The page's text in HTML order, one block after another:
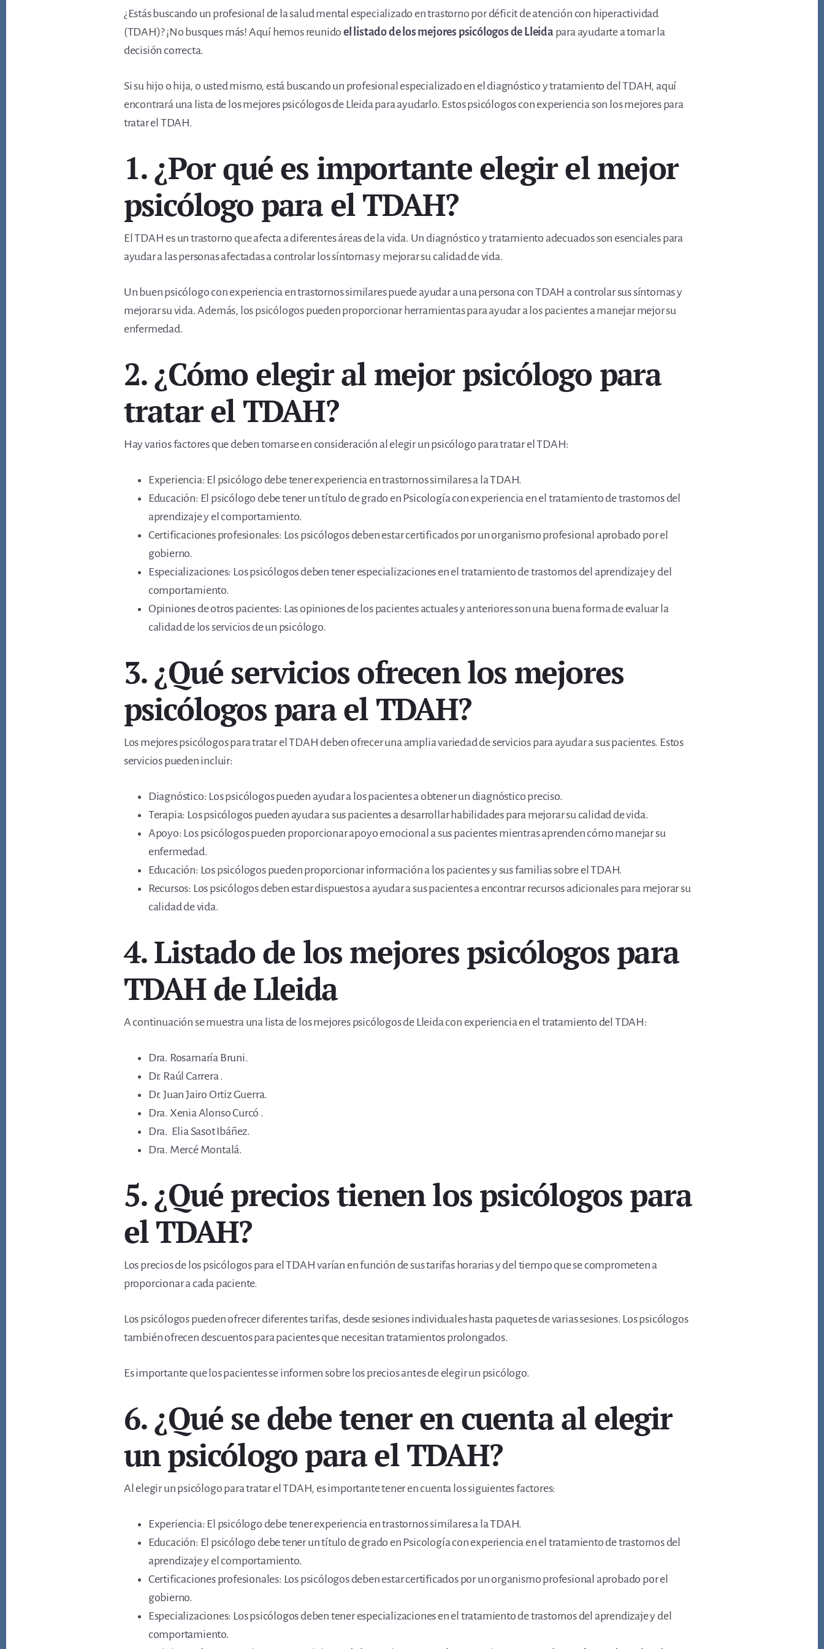
¿Estás buscando un profesional de la salud mental especializado en trastorno por déficit de atención con hiperactividad
(TDAH)? ¡No busques más! Aquí hemos reunido el listado de los mejores psicólogos de Lleida para ayudarte a tomar la
decisión correcta.
Si su hijo o hija, o usted mismo, está buscando un profesional especializado en el diagnóstico y tratamiento del TDAH, aquí
encontrará una lista de los mejores psicólogos de Lleida para ayudarlo. Estos psicólogos con experiencia son los mejores para
tratar el TDAH.
1. ¿Por qué es importante elegir el mejor
psicólogo para el TDAH?
El TDAH es un trastorno que afecta a diferentes áreas de la vida. Un diagnóstico y tratamiento adecuados son esenciales para
ayudar a las personas afectadas a controlar los síntomas y mejorar su calidad de vida.
Un buen psicólogo con experiencia en trastornos similares puede ayudar a una persona con TDAH a controlar sus síntomas y
mejorar su vida. Además, los psicólogos pueden proporcionar herramientas para ayudar a los pacientes a manejar mejor su
enfermedad.
2. ¿Cómo elegir al mejor psicólogo para
tratar el TDAH?
Hay varios factores que deben tomarse en consideración al elegir un psicólogo para tratar el TDAH:
Experiencia: El psicólogo debe tener experiencia en trastornos similares a la TDAH.
Educación: El psicólogo debe tener un título de grado en Psicología con experiencia en el tratamiento de trastornos del
aprendizaje y el comportamiento.
Certificaciones profesionales: Los psicólogos deben estar certificados por un organismo profesional aprobado por el
gobierno.
Especializaciones: Los psicólogos deben tener especializaciones en el tratamiento de trastornos del aprendizaje y del
comportamiento.
Opiniones de otros pacientes: Las opiniones de los pacientes actuales y anteriores son una buena forma de evaluar la
calidad de los servicios de un psicólogo.
3. ¿Qué servicios ofrecen los mejores
psicólogos para el TDAH?
Los mejores psicólogos para tratar el TDAH deben ofrecer una amplia variedad de servicios para ayudar a sus pacientes. Estos
servicios pueden incluir:
Diagnóstico: Los psicólogos pueden ayudar a los pacientes a obtener un diagnóstico preciso.
Terapia: Los psicólogos pueden ayudar a sus pacientes a desarrollar habilidades para mejorar su calidad de vida.
Apoyo: Los psicólogos pueden proporcionar apoyo emocional a sus pacientes mientras aprenden cómo manejar su
enfermedad.
Educación: Los psicólogos pueden proporcionar información a los pacientes y sus familias sobre el TDAH.
Recursos: Los psicólogos deben estar dispuestos a ayudar a sus pacientes a encontrar recursos adicionales para mejorar su
calidad de vida.
4. Listado de los mejores psicólogos para
TDAH de Lleida
A continuación se muestra una lista de los mejores psicólogos de Lleida con experiencia en el tratamiento del TDAH:
Dra. Rosamaría Bruni.
Dr. Raúl Carrera .
Dr. Juan Jairo Ortiz Guerra.
Dra. Xenia Alonso Curcó .
Dra. Elia Sasot Ibáñez.
Dra. Mercé Montalá.
5. ¿Qué precios tienen los psicólogos para
el TDAH?
Los precios de los psicólogos para el TDAH varían en función de sus tarifas horarias y del tiempo que se comprometen a
proporcionar a cada paciente.
Los psicólogos pueden ofrecer diferentes tarifas, desde sesiones individuales hasta paquetes de varias sesiones. Los psicólogos
también ofrecen descuentos para pacientes que necesitan tratamientos prolongados.
Es importante que los pacientes se informen sobre los precios antes de elegir un psicólogo.
6. ¿Qué se debe tener en cuenta al elegir
un psicólogo para el TDAH?
Al elegir un psicólogo para tratar el TDAH, es importante tener en cuenta los siguientes factores:
Experiencia: El psicólogo debe tener experiencia en trastornos similares a la TDAH.
Educación: El psicólogo debe tener un título de grado en Psicología con experiencia en el tratamiento de trastornos del
aprendizaje y el comportamiento.
Certificaciones profesionales: Los psicólogos deben estar certificados por un organismo profesional aprobado por el
gobierno.
Especializaciones: Los psicólogos deben tener especializaciones en el tratamiento de trastornos del aprendizaje y del
comportamiento.